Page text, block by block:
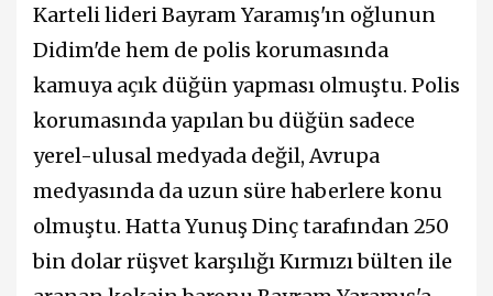
Karteli lideri Bayram Yaramış'ın oğlunun
Didim'de hem de polis korumasında
kamuya açık düğün yapması olmuştu. Polis
korumasında yapılan bu düğün sadece
yerel-ulusal medyada değil, Avrupa
medyasında da uzun süre haberlere konu
olmuştu. Hatta Yunuş Dinç tarafından 250
bin dolar rüşvet karşılığı Kırmızı bülten ile